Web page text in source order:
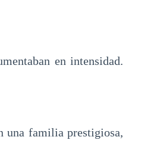
en intensidad.
una familia prestigiosa,